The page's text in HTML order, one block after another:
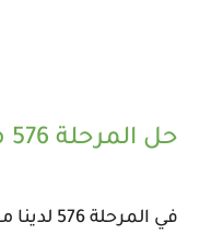
حل المرحلة 576 من لعبة كلمات كراش:
في